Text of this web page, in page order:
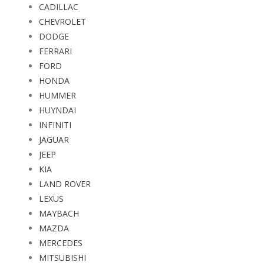
CADILLAC
CHEVROLET
DODGE
FERRARI
FORD
HONDA
HUMMER
HUYNDAI
INFINITI
JAGUAR
JEEP
KIA
LAND ROVER
LEXUS
MAYBACH
MAZDA
MERCEDES
MITSUBISHI